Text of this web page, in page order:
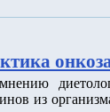
из